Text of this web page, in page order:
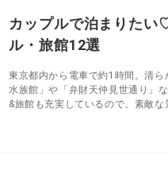
カップルで泊まりたい
ル・旅館12選
東京都内から電車で約1時間。清
水族館」や「弁財天仲見世通り」
&旅館も充実しているので、素敵